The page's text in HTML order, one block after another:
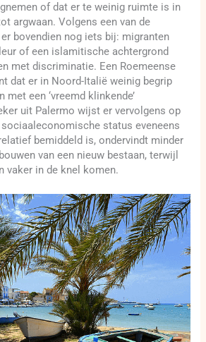
of dat er te weinig ruimte is in
argwaan. Volgens een van de
bovendien nog iets bij: migranten
of een islamitische achtergrond
met discriminatie. Een Roemeense
dat er in Noord-Italië weinig begrip
met een ‘vreemd klinkende’
uit Palermo wijst er vervolgens op
status eveneens
bemiddeld is, ondervindt minder
van een nieuw bestaan, terwijl
vaker in de knel komen.